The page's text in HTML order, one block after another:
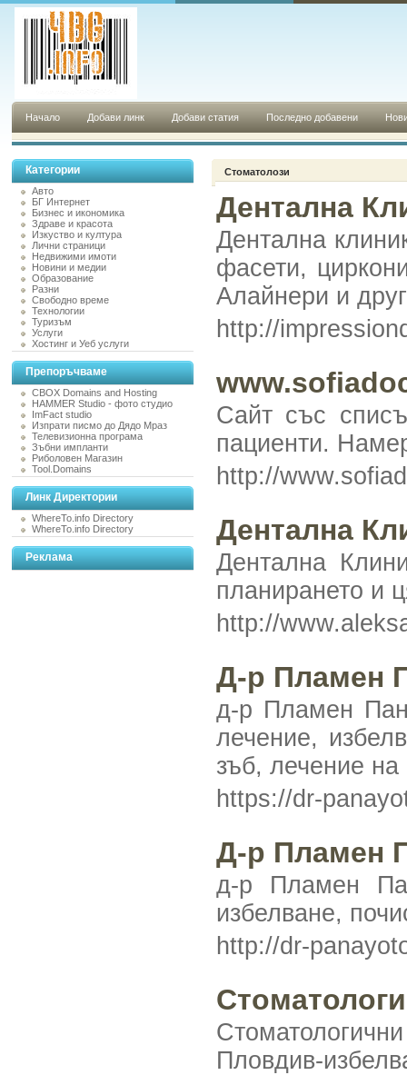
Начало Добави линк Добави статия Последно добавени
Категории
Авто
БГ Интернет
Бизнес и икономика
Здраве и красота
Изкуство и култура
Лични страници
Недвижими имоти
Новини и медии
Образование
Разни
Свободно време
Технологии
Туризъм
Услуги
Хостинг и Уеб услуги
Препоръчваме
CBOX Domains and Hosting
HAMMER Studio - фото студио
ImFact studio
Изпрати писмо до Дядо Мраз
Телевизионна програма
Зъбни импланти
Риболовен Магазин
Tool.Domains
Линк Директории
WhereTo.info Directory
WhereTo.info Directory
Реклама
Стоматолози
Дентална
Дентална
фасети,
Алайнери и
http://
Сайт със
пациенти.
http://
Дентална
Дентална
планирането и
http://
Д-р Пламен
д-р Пламен
лечение,
зъб, лечение
https://dr-
Д-р Пламен
д-р Пламен
избелване,
http://dr-
Пловдив-